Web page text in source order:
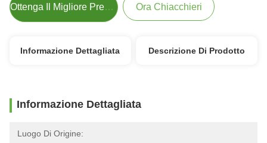
Ottenga Il Migliore Prezzo Ora Chiacchieri
Informazione Dettagliata Descrizione Di Prodotto
Informazione Dettagliata
Luogo Di Origine: